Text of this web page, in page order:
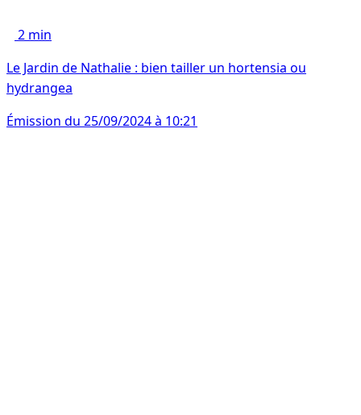
2 min
Le Jardin de Nathalie : bien tailler un hortensia ou
hydrangea
Émission du 25/09/2024 à 10:21